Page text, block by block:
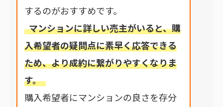
するのがおすすめです。
マンションに詳しい売主がいると、購
入希望者の疑問点に素早く応答できる
ため、より成約に繋がりやすくなりま
す。
購入希望者にマンションの良さを存分